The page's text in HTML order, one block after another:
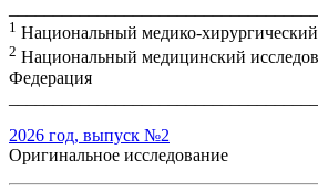
1 Национальный медико-
2 Национальный медицинский
Федерация
2026 год, выпуск №2
Оригинальное исследование